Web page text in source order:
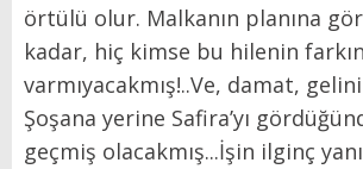
örtülü olur. Malkanın planına
kadar, hiç kimse bu hilenin
varmıyacakmış!..Ve, damat,
Şoşana yerine Safira’yı
geçmiş olacakmış...İşin ilginç